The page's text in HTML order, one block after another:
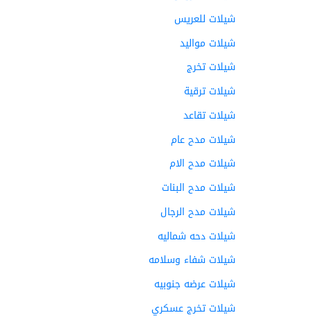
شيلات للعريس
شيلات مواليد
شيلات تخرج
شيلات ترقية
شيلات تقاعد
شيلات مدح عام
شيلات مدح الام
شيلات مدح البنات
شيلات مدح الرجال
شيلات دحه شماليه
شيلات شفاء وسلامه
شيلات عرضه جنوبيه
شيلات تخرج عسكري